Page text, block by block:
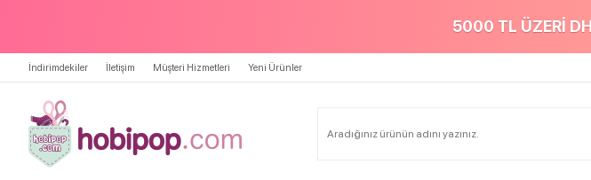
5000 TL ÜZERİ
İndirimdekiler İletişim Müşteri Hizmetleri Yeni Ürünler